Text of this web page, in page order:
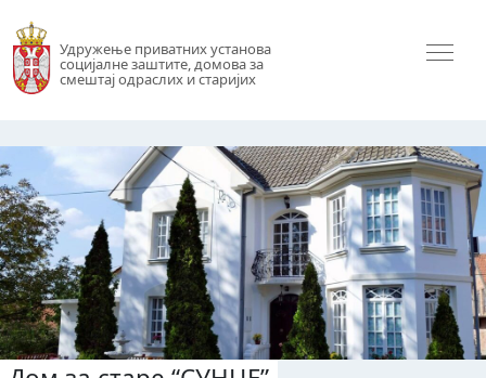
Удружење приватних установа
социјалне заштите, домова за
смештај одраслих и старијих